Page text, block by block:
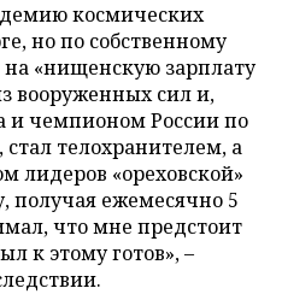
космических
но по собственному
«нищенскую зарплату
вооруженных сил и,
и чемпионом России по
телохранителем, а
лидеров «ореховской»
получая ежемесячно 5
что мне предстоит
к этому готов», –